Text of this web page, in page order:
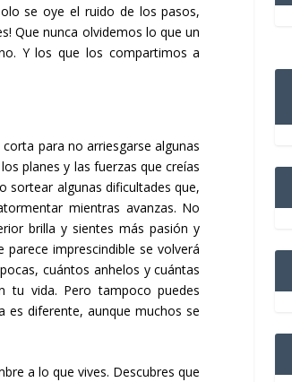
se oye el ruido de los pasos,
Que nunca olvidemos lo que un
Y los que los compartimos a
para no arriesgarse algunas
planes y las fuerzas que creías
sortear algunas dificultades que,
mientras avanzas. No
brilla y sientes más pasión y
imprescindible se volverá
cuántos anhelos y cuántas
tu vida. Pero tampoco puedes
es diferente, aunque muchos se
a lo que vives. Descubres que